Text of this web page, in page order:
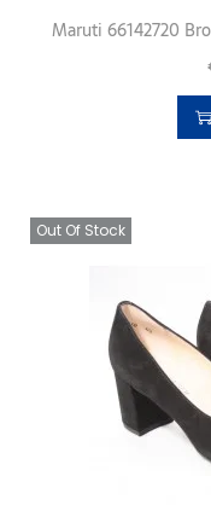
Maruti 66142720
Out Of Stock